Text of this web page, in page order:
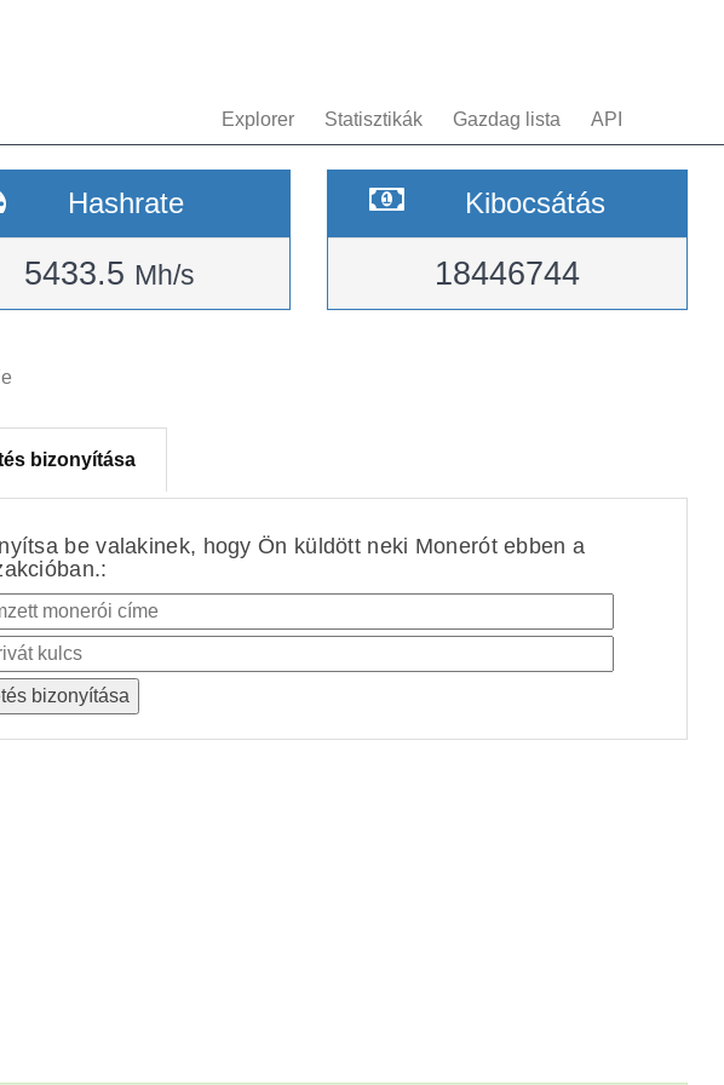
Explorer Statisztikák Gazdag lista API
Hashrate
5433.5 Mh/s
Kibocsátás
18446744
bizonyítása
be valakinek, hogy Ön küldött neki Monerót ebben a